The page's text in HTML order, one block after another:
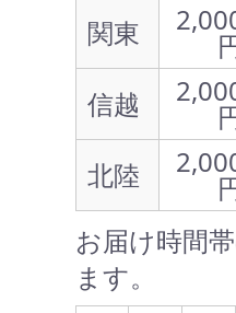
関東
信越
北陸
お届け時間
ます。